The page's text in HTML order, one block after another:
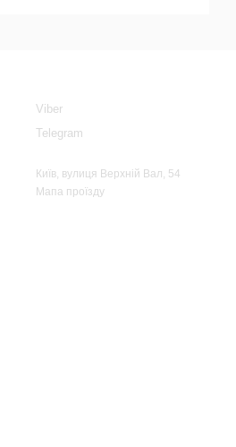
Viber
Telegram
Київ, вулиця Верхній Вал, 54
Мапа проїзду